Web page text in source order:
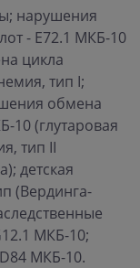
нарушения
- Е72.1 МКБ-10
цикла
тип I;
обмена
10 (глутаровая
тип II
детская
(Вердинга-
МКБ-10;
МКБ-10.